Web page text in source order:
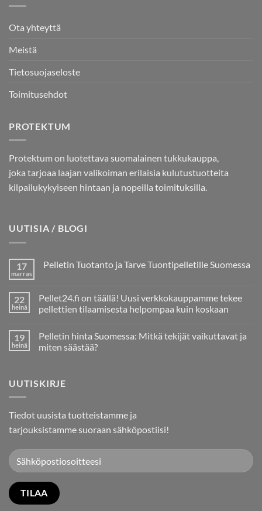
Ota yhteyttä
Meistä
Tietosuojaseloste
Toimitusehdot
PROTEKTUM
Protektum on luotettava suomalainen tukkukauppa,
joka tarjoaa laajan valikoiman erilaisia kulutustuotteita
kilpailukykyiseen hintaan ja nopeilla toimituksilla.
UUTISIA / BLOGI
17
marras
Pelletin Tuotanto ja Tarve Tuontipelletille Suomessa
Pelletin
Tuotanto
ja
Suomessa
22
heinä
Pellet24.fi on täällä! Uusi verkkokauppamme tekee
pellettien tilaamisesta helpompaa kuin koskaan
artikkeliin
Pellet24.fi
on
tekee
pellettien
koskaan
19
heinä
Pelletin hinta Suomessa: Mitkä tekijät vaikuttavat ja
miten säästää?
Pelletin
hinta
tekijät
vaikuttavat
ja
miten
UUTISKIRJE
Tiedot uusista tuotteistamme ja
tarjouksistamme suoraan sähköpostiisi!